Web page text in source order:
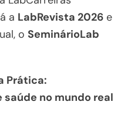
a LabRevista 2026 e
o SeminárioLab
Prática:
no mundo real